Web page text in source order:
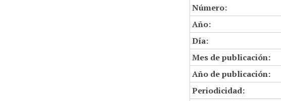
Número:
Año:
Día:
Mes de publicación:
Año de publicación:
Periodicidad: